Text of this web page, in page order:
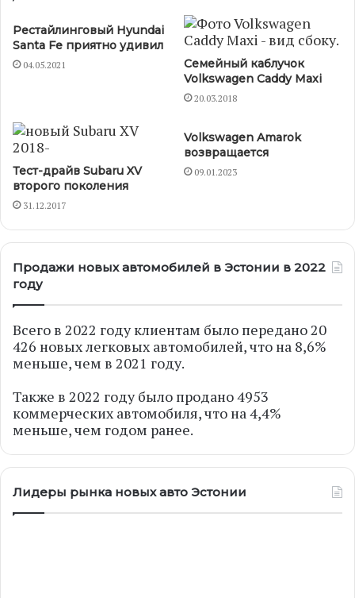
Рестайлинговый Hyundai
Santa Fe приятно удивил
04.05.2021
Семейный каблучок
Volkswagen Caddy Maxi
20.03.2018
Тест-драйв Subaru XV
второго поколения
31.12.2017
Volkswagen Amarok
возвращается
09.01.2023
Продажи новых автомобилей в Эстонии в 2022
году
Всего в 2022 году клиентам было передано 20
426 новых легковых автомобилей, что на 8,6%
меньше, чем в 2021 году.
Также в 2022 году было продано 4953
коммерческих автомобиля, что на 4,4%
меньше, чем годом ранее.
Лидеры рынка новых авто Эстонии